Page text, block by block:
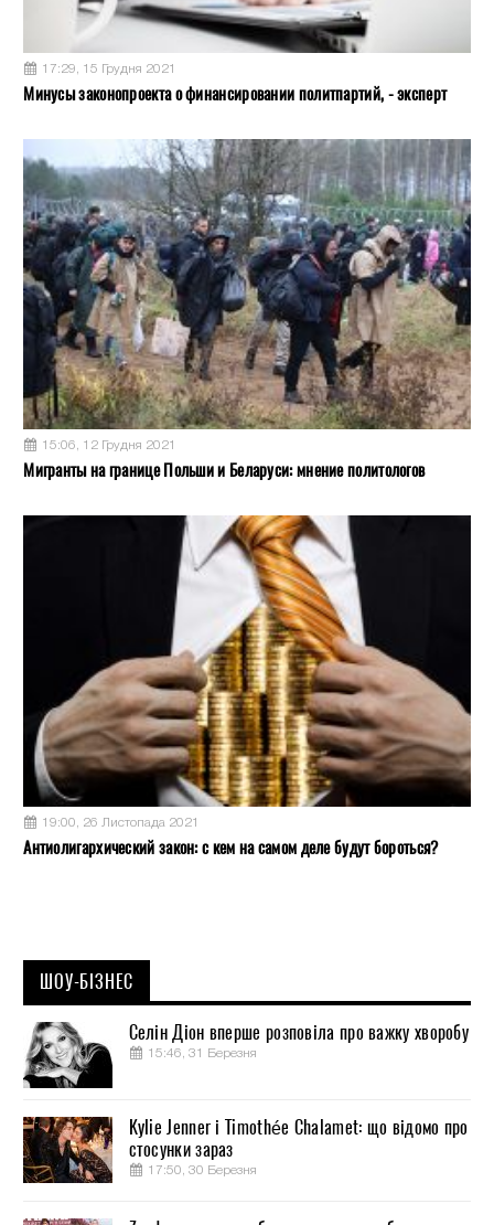
17:29, 15 Грудня 2021
Минусы законопроекта о финансировании политпартий, - эксперт
15:06, 12 Грудня 2021
Мигранты на границе Польши и Беларуси: мнение политологов
19:00, 26 Листопада 2021
Антиолигархический закон: с кем на самом деле будут бороться?
ШОУ-БІЗНЕС
Селін Діон вперше розповіла про важку хворобу
15:46, 31 Березня
Kylie Jenner і Timothée Chalamet: що відомо про
стосунки зараз
17:50, 30 Березня